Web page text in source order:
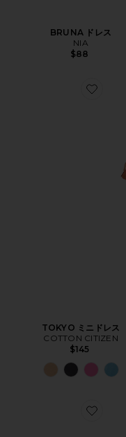
BRUNA ドレス
NIA
$88
TOKYO ミニドレス
COTTON CITIZEN
$145